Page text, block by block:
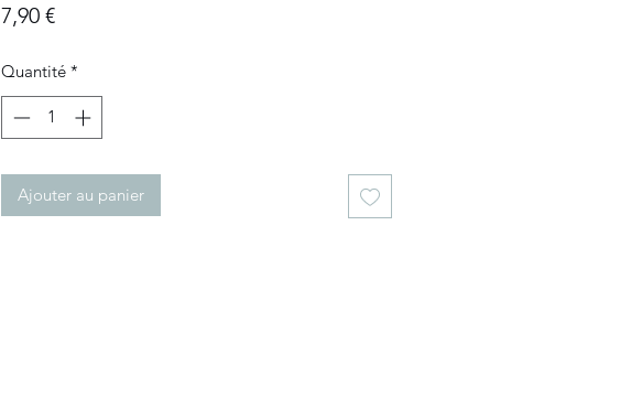
7,90 €Prix
Quantité *
Ajouter au panier